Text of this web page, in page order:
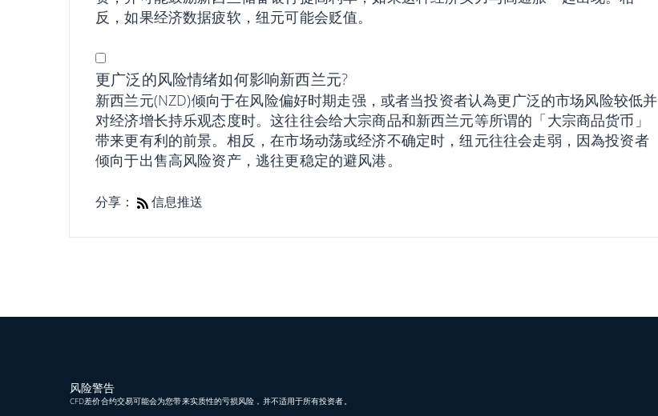
反，如果经济数据疲软，纽元可能会贬值。
更广泛的风险情绪如何影响新西兰元?
新西兰元(NZD)倾向于在风险偏好时期走强，或者当投资者认為更广泛的市场风险较低并
对经济增长持乐观态度时。这往往会给大宗商品和新西兰元等所谓的「大宗商品货币」
带来更有利的前景。相反，在市场动荡或经济不确定时，纽元往往会走弱，因為投资者
倾向于出售高风险资产，逃往更稳定的避风港。
分享： 信息推送
风险警告
CFD差价合约交易可能会为您带来实质性的亏损风险，并不适用于所有投资者。